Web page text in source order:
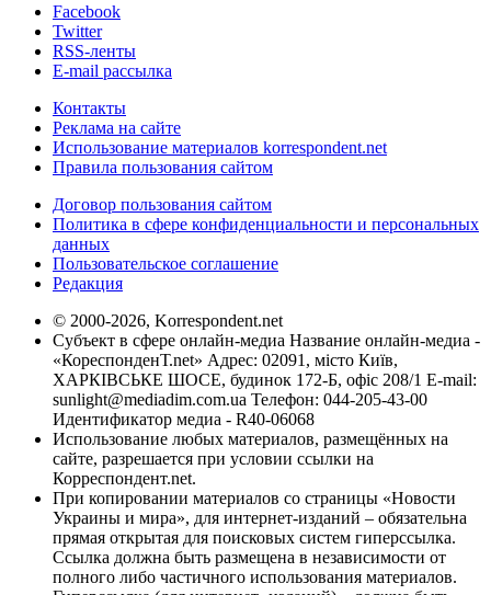
Facebook
Twitter
RSS-ленты
E-mail рассылка
Контакты
Реклама на сайте
Использование материалов korrespondent.net
Правила пользования сайтом
Договор пользования сайтом
Политика в сфере конфиденциальности и персональных
данных
Пользовательское соглашение
Редакция
© 2000-2026, Korrespondent.net
Субъект в сфере онлайн-медиа Название онлайн-медиа -
«КореспонденТ.net» Адрес: 02091, місто Київ,
ХАРКІВСЬКЕ ШОСЕ, будинок 172-Б, офіс 208/1 E-mail:
sunlight@mediadim.com.ua Телефон: 044-205-43-00
Идентификатор медиа - R40-06068
Использование любых материалов, размещённых на
сайте, разрешается при условии ссылки на
Корреспондент.net.
При копировании материалов со страницы «Новости
Украины и мира», для интернет-изданий – обязательна
прямая открытая для поисковых систем гиперссылка.
Ссылка должна быть размещена в независимости от
полного либо частичного использования материалов.